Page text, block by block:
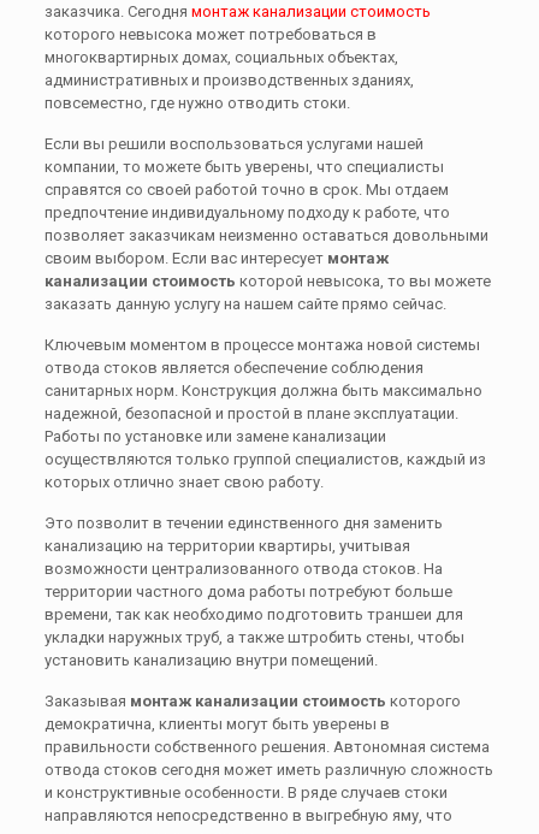
заказчика. Сегодня монтаж канализации стоимость
которого невысока может потребоваться в
многоквартирных домах, социальных объектах,
административных и производственных зданиях,
повсеместно, где нужно отводить стоки.
Если вы решили воспользоваться услугами нашей
компании, то можете быть уверены, что специалисты
справятся со своей работой точно в срок. Мы отдаем
предпочтение индивидуальному подходу к работе, что
позволяет заказчикам неизменно оставаться довольными
своим выбором. Если вас интересует монтаж
канализации стоимость которой невысока, то вы можете
заказать данную услугу на нашем сайте прямо сейчас.
Ключевым моментом в процессе монтажа новой системы
отвода стоков является обеспечение соблюдения
санитарных норм. Конструкция должна быть максимально
надежной, безопасной и простой в плане эксплуатации.
Работы по установке или замене канализации
осуществляются только группой специалистов, каждый из
которых отлично знает свою работу.
Это позволит в течении единственного дня заменить
канализацию на территории квартиры, учитывая
возможности централизованного отвода стоков. На
территории частного дома работы потребуют больше
времени, так как необходимо подготовить траншеи для
укладки наружных труб, а также штробить стены, чтобы
установить канализацию внутри помещений.
Заказывая монтаж канализации стоимость которого
демократична, клиенты могут быть уверены в
правильности собственного решения. Автономная система
отвода стоков сегодня может иметь различную сложность
и конструктивные особенности. В ряде случаев стоки
направляются непосредственно в выгребную яму, что